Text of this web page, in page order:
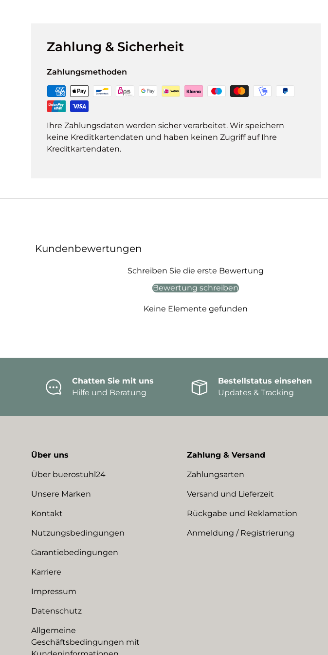
Zahlung & Sicherheit
Zahlungsmethoden
Ihre Zahlungsdaten werden sicher verarbeitet. Wir speichern
keine Kreditkartendaten und haben keinen Zugriff auf Ihre
Kreditkartendaten.
Kundenbewertungen
Schreiben Sie die erste Bewertung
Bewertung schreiben
Keine Elemente gefunden
Chatten Sie mit uns
Hilfe und Beratung
Bestellstatus einsehen
Updates & Tracking
Über uns
Über buerostuhl24
Unsere Marken
Kontakt
Nutzungsbedingungen
Garantiebedingungen
Karriere
Impressum
Datenschutz
Allgemeine
Geschäftsbedingungen mit
Zahlung & Versand
Zahlungsarten
Versand und Lieferzeit
Rückgabe und Reklamation
Anmeldung / Registrierung